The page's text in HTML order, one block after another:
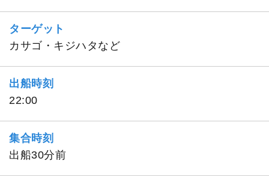
ターゲット
カサゴ・キジハタなど
出船時刻
22:00
集合時刻
出船30分前